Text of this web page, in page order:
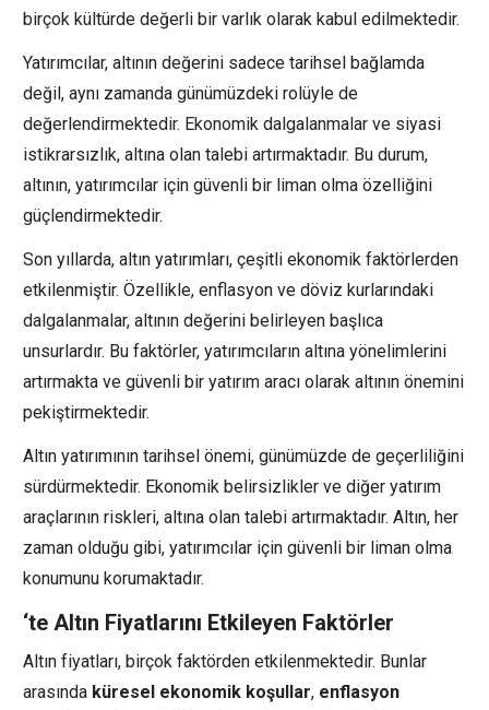
birçok kültürde değerli bir varlık olarak kabul edilmektedir.
Yatırımcılar, altının değerini sadece tarihsel bağlamda
değil, aynı zamanda günümüzdeki rolüyle de
değerlendirmektedir. Ekonomik dalgalanmalar ve siyasi
istikrarsızlık, altına olan talebi artırmaktadır. Bu durum,
altının, yatırımcılar için güvenli bir liman olma özelliğini
güçlendirmektedir.
Son yıllarda, altın yatırımları, çeşitli ekonomik faktörlerden
etkilenmiştir. Özellikle, enflasyon ve döviz kurlarındaki
dalgalanmalar, altının değerini belirleyen başlıca
unsurlardır. Bu faktörler, yatırımcıların altına yönelimlerini
artırmakta ve güvenli bir yatırım aracı olarak altının önemini
pekiştirmektedir.
Altın yatırımının tarihsel önemi, günümüzde de geçerliliğini
sürdürmektedir. Ekonomik belirsizlikler ve diğer yatırım
araçlarının riskleri, altına olan talebi artırmaktadır. Altın, her
zaman olduğu gibi, yatırımcılar için güvenli bir liman olma
konumunu korumaktadır.
‘te Altın Fiyatlarını Etkileyen Faktörler
Altın fiyatları, birçok faktörden etkilenmektedir. Bunlar
arasında küresel ekonomik koşullar, enflasyon